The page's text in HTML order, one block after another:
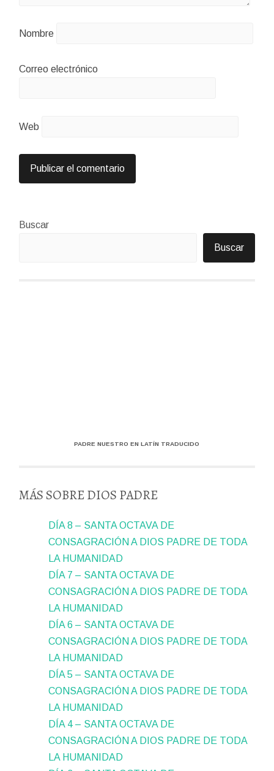
Nombre
Correo electrónico
Web
Buscar
Buscar
PADRE NUESTRO EN LATÍN TRADUCIDO
MÁS SOBRE DIOS PADRE
DÍA 8 – SANTA OCTAVA DE
CONSAGRACIÓN A DIOS PADRE DE TODA
LA HUMANIDAD
DÍA 7 – SANTA OCTAVA DE
CONSAGRACIÓN A DIOS PADRE DE TODA
LA HUMANIDAD
DÍA 6 – SANTA OCTAVA DE
CONSAGRACIÓN A DIOS PADRE DE TODA
LA HUMANIDAD
DÍA 5 – SANTA OCTAVA DE
CONSAGRACIÓN A DIOS PADRE DE TODA
LA HUMANIDAD
DÍA 4 – SANTA OCTAVA DE
CONSAGRACIÓN A DIOS PADRE DE TODA
LA HUMANIDAD